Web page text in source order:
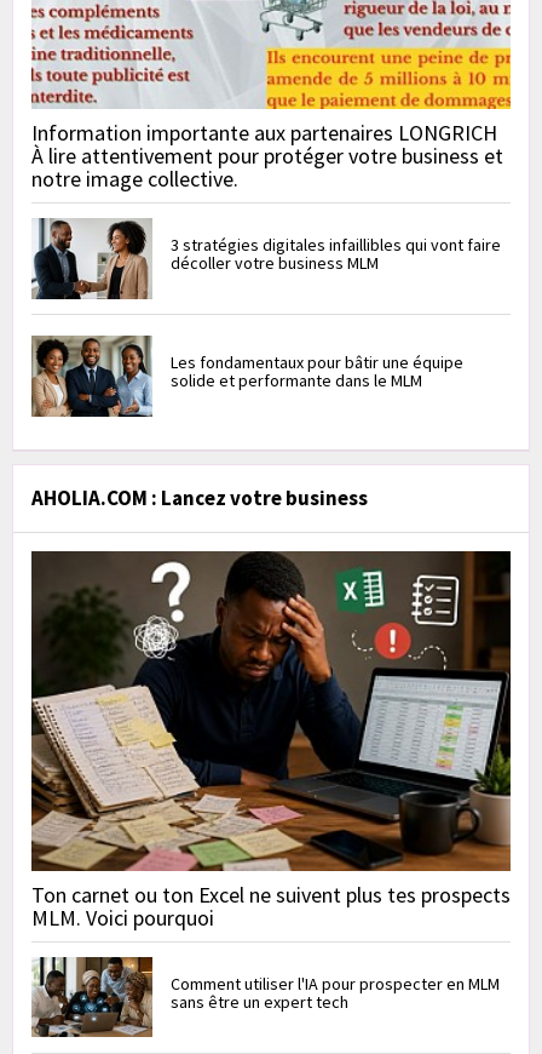
Information importante aux partenaires LONGRICH
À lire attentivement pour protéger votre business et
notre image collective.
3 stratégies digitales infaillibles qui vont faire
décoller votre business MLM
Les fondamentaux pour bâtir une équipe
solide et performante dans le MLM
AHOLIA.COM : Lancez votre business
Ton carnet ou ton Excel ne suivent plus tes prospects
MLM. Voici pourquoi
Comment utiliser l'IA pour prospecter en MLM
sans être un expert tech